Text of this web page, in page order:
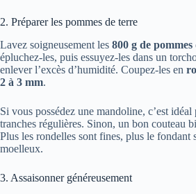
2. Préparer les pommes de terre
Lavez soigneusement les 800 g de
épluchez-les, puis essuyez-les dans un
enlever l’excès d’humidité. Coupez-les en
2 à 3 mm.
Si vous possédez une mandoline, c’est
tranches régulières. Sinon, un bon couteau
Plus les rondelles sont fines, plus le fondant
moelleux.
3. Assaisonner généreusement